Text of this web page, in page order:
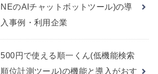
NEのAIチャットボットツール)の導
入事例・利用企業
500円で使える順一くん(低機能検索
順位計測ツール)の機能と導入がおす